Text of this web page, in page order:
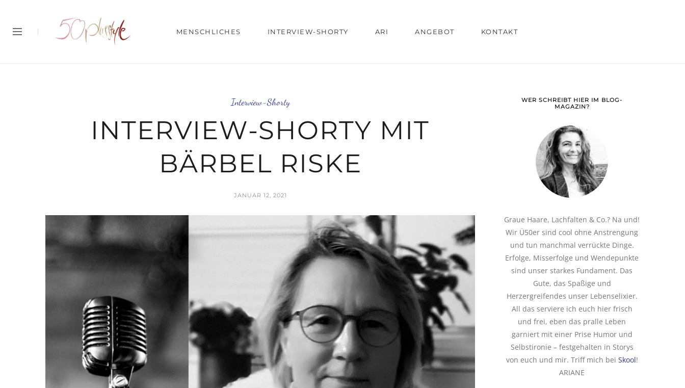
MENSCHLICHES INTERVIEW-SHORTY ARI ANGEBOT KONTAKT
Interview-Shorty
INTERVIEW-SHORTY MIT
BÄRBEL RISKE
JANUAR 12, 2021
WER SCHREIBT HIER IM BLOG-
MAGAZIN?
Graue Haare, Lachfalten & Co.? Na und!
Wir Ü50er sind cool ohne Anstrengung
und tun manchmal verrückte Dinge.
Erfolge, Misserfolge und Wendepunkte
sind unser starkes Fundament. Das
Gute, das Spaßige und
Herzergreifendes unser Lebenselixier.
All das serviere ich euch hier frisch
und frei, eben das pralle Leben
garniert mit einer Prise Humor und
Selbstironie – festgehalten in Storys
von euch und mir. Triff mich bei Skool!
ARIANE